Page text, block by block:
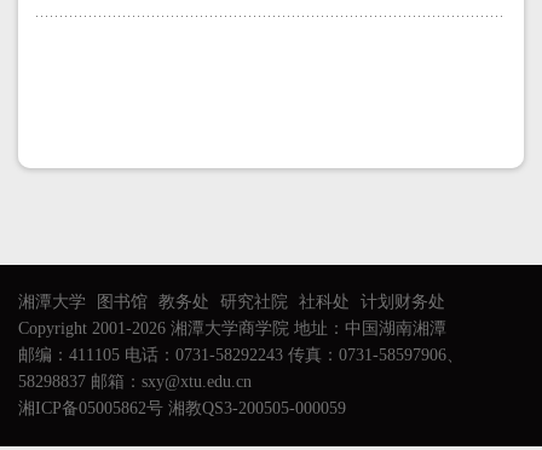
湘潭大学 图书馆 教务处 研究社院 社科处
计划财务处
Copyright 2001-2026 湘潭大学商学院 地址：中国湖南湘潭
邮编：411105 电话：0731-58292243 传真：0731-58597906、
58298837 邮箱：sxy@xtu.edu.cn
湘ICP备05005862号 湘教QS3-200505-000059